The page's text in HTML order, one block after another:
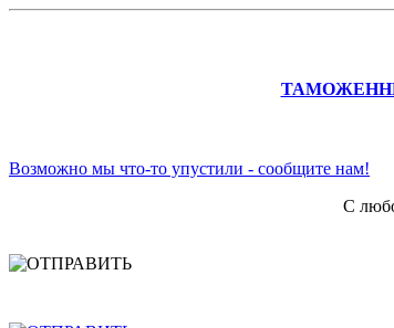
Возможно мы что-то упустили - сообщите нам!
С